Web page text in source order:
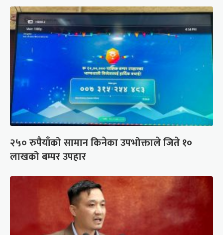
२५० रुपैयाँको सामान किनेका उपभोक्ताले जिते १०
लाखको बम्पर उपहार